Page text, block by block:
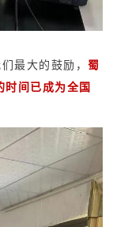
最大的鼓励，蜀
时间已成为全国